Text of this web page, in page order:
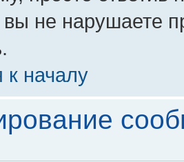
не нарушаете
к началу